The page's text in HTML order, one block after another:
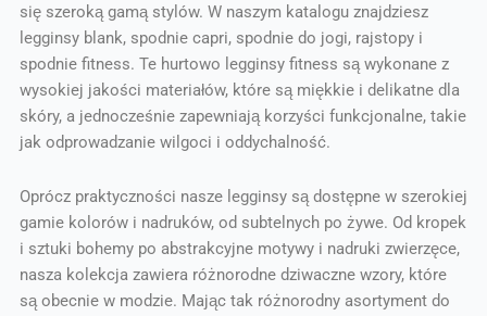
się szeroką gamą stylów. W naszym katalogu znajdziesz
legginsy blank, spodnie capri, spodnie do jogi, rajstopy i
spodnie fitness. Te hurtowo legginsy fitness są wykonane z
wysokiej jakości materiałów, które są miękkie i delikatne dla
skóry, a jednocześnie zapewniają korzyści funkcjonalne, takie
jak odprowadzanie wilgoci i oddychalność.
Oprócz praktyczności nasze legginsy są dostępne w szerokiej
gamie kolorów i nadruków, od subtelnych po żywe. Od kropek
i sztuki bohemy po abstrakcyjne motywy i nadruki zwierzęce,
nasza kolekcja zawiera różnorodne dziwaczne wzory, które
są obecnie w modzie. Mając tak różnorodny asortyment do